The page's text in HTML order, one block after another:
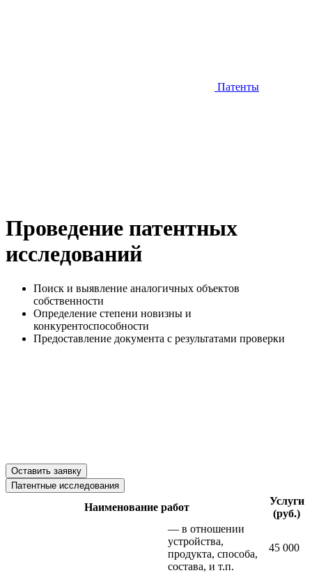
Патенты
Проведение патентных
исследований
Поиск и выявление аналогичных объектов
собственности
Определение степени новизны и
конкурентоспособности
Предоставление документа с результатами проверки
Оставить заявку
Патентные исследования
Наименование работ
Услуги
(руб.)
— в отношении
устройства,
продукта, способа,
состава, и т.п.
45 000